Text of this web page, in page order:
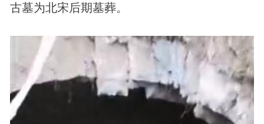
古墓为北宋后期墓葬。